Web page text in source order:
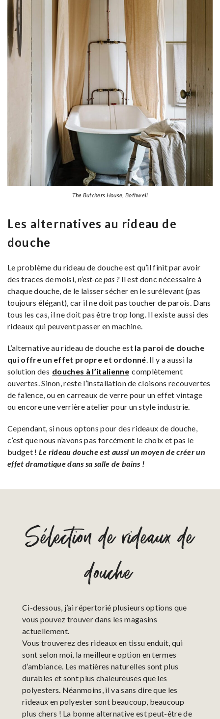
The Butchers House, Bothwell
Les alternatives au rideau de
douche
Le problème du rideau de douche est qu’il finit par avoir
des traces de moisi, n’est-ce pas ?Il est donc nécessaire à
chaque douche, de le laisser sécher en le surélevant (pas
toujours élégant), car il ne doit pas toucher de parois. Dans
tous les cas, il ne doit pas être trop long. Il existe aussi des
rideaux qui peuvent passer en machine.
L’alternative au rideau de douche est la paroi de douche
qui offre un effet propre et ordonné. Il y a aussi la
solution des douches à l’italienne complètement
ouvertes. Sinon, reste l’installation de cloisons recouvertes
de faïence, ou en carreaux de verre pour un effet vintage
ou encore une verrière atelier pour un style industrie.
Cependant, si nous optons pour des rideaux de douche,
c’est que nous n’avons pas forcément le choix et pas le
budget ! Le rideau douche est aussi un moyen de créer un
effet dramatique dans sa salle de bains !
Sélection de rideaux de
douche
Ci-dessous, j’ai répertorié plusieurs options que
vous pouvez trouver dans les magasins
actuellement.
Vous trouverez des rideaux en tissu enduit, qui
sont selon moi, la meilleure option en termes
d’ambiance. Les matières naturelles sont plus
durables et sont plus chaleureuses que les
polyesters. Néanmoins, il va sans dire que les
rideaux en polyester sont beaucoup, beaucoup
plus chers ! La bonne alternative est peut-être de